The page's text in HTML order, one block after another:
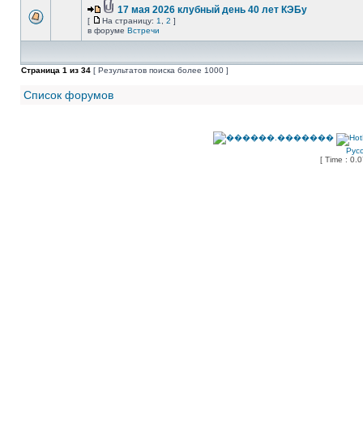
17 мая 2026 клубный день 40 лет КЭБу
[ На страницу: 1 2 ]
в форуме Встречи
Страница 1 из 34 [ Результатов поиска более 1000 ]
Список форумов
[ Time :